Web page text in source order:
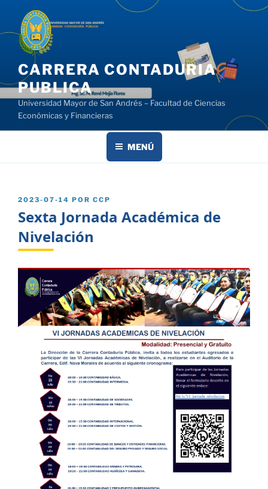
contenido
CARRERA CONTADURIA
PUBLICA
Universidad Mayor de San Andrés – Facultad de Ciencias
Económicas y Financieras
MENÚ
PUBLICADO
2023-07-14 POR CCP
Sexta Jornada Académica de
Nivelación